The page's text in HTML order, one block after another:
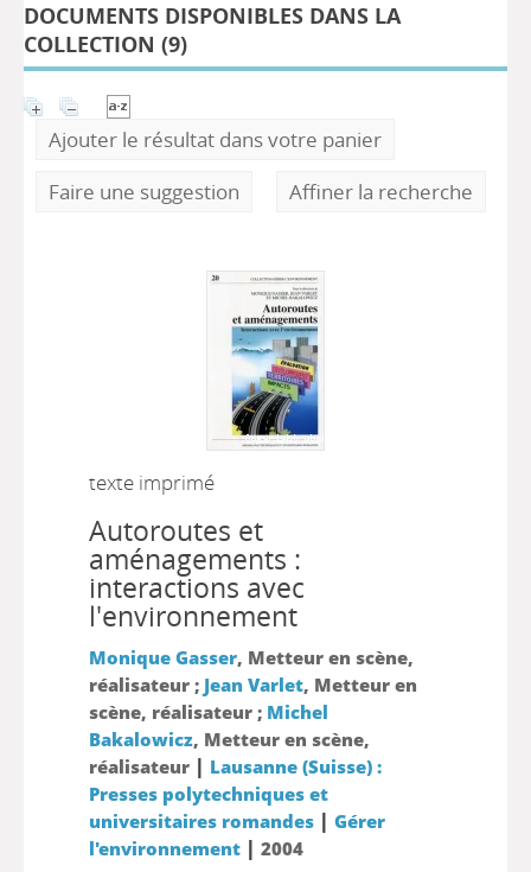
DOCUMENTS DISPONIBLES DANS LA
COLLECTION (9)
Ajouter le résultat dans votre panier
Faire une suggestion
Affiner la recherche
texte imprimé
Autoroutes et
aménagements :
interactions avec
l'environnement
Monique Gasser, Metteur en scène,
réalisateur ; Jean Varlet, Metteur en
scène, réalisateur ; Michel
Bakalowicz, Metteur en scène,
réalisateur | Lausanne (Suisse) :
Presses polytechniques et
universitaires romandes| Gérer
l'environnement| 2004